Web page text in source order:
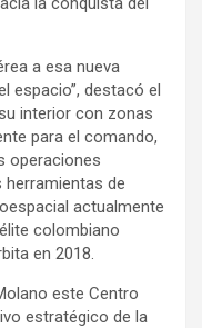
a esa nueva
espacio”, destacó el
interior con zonas
para el comando,
operaciones
herramientas de
actualmente
colombiano
en 2018.
este Centro
estratégico de la